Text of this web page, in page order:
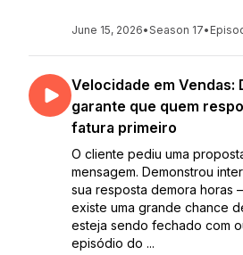
June 15, 2026•Season 17•
Velocidade em Vendas:
garante que quem
fatura primeiro
O cliente pediu uma
mensagem. Demonstrou
sua resposta demora
existe uma grande chance
esteja sendo fechado com
episódio do ...